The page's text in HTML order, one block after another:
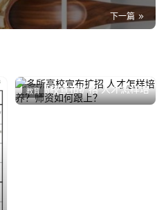
下一篇
多所高校宣布扩招 人才怎样培
养？师资如何跟上？
2025年3月11日
教育